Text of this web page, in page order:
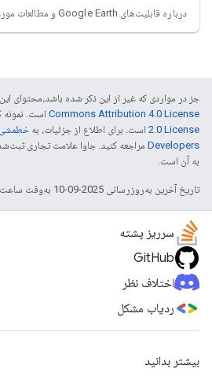
درباره قابلیت‌های Google Earth و مطالعات موردی بیشتر بخوانید.
جز در مواردی که غیر از این ذکر شده باشد،‌محتوای
Commons Attribution 4.0 License است. نمونه
2.0 License است. برای اطلاع از جزئیات، به
Developers‏
به آن است.
تاریخ آخرین به‌روزرسانی 2025-09-10 به‌وقت ساعت هماهنگ جهانی.
سرریز پشته
GitHub
اختلاف نظر
ردیاب مشکل
بیشتر بدانید